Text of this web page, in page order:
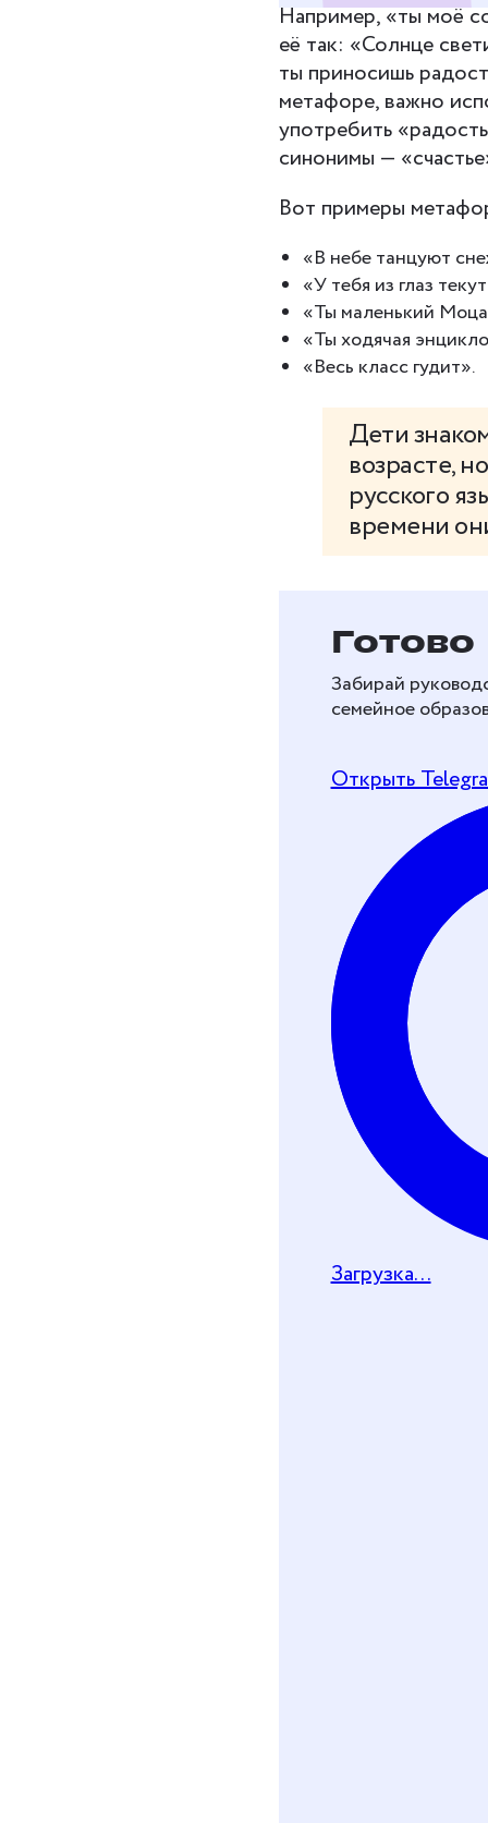
Например, «ты моё
её так: «Солнце
ты приносишь
метафоре, важно
употребить
синонимы —
Вот примеры
«В небе танцуют
«У тебя из глаз
«Ты маленький
«Ты ходячая
«Весь класс гудит».
Дети
возрасте,
русского
времени
и перейти на
Хочу получить
Телеграм-бот
Почту
Готово
Забирай
семейное
Открыть
Загрузка...